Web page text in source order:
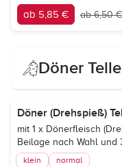
ab 5,85 € ab 6,50 €
Döner
Döner (Drehspieß)
mit 1 x Dönerfleisch
Beilage nach Wahl und
klein normal